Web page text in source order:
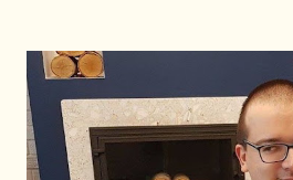
Nowak / PAP